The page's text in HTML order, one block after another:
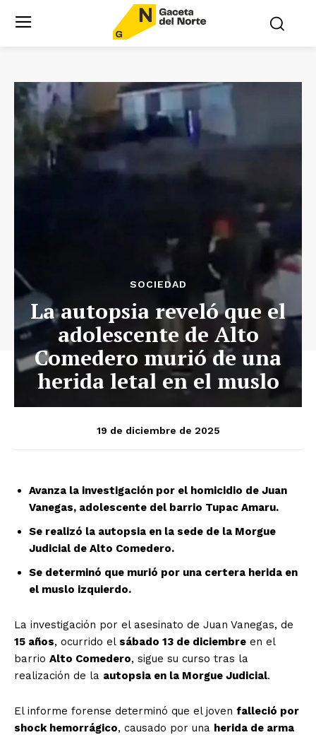
SOCIEDAD
La autopsia reveló que el
adolescente de Alto
Comedero murió de una
herida letal en el muslo
19 de diciembre de 2025
Avanza la investigación por el homicidio de Juan
Vanegas, adolescente del barrio Tupac Amaru.
Se realizó la autopsia en la sede de la Morgue
Judicial de Alto Comedero.
Se determinó que murió por una certera herida en
el muslo izquierdo.
La investigación por el asesinato de Juan Vanegas, de
15 años, ocurrido el sábado 13 de diciembre en el
barrio Alto Comedero, sigue su curso tras la
realización de la autopsia en la Morgue Judicial.
El informe forense determinó que el joven falleció por
shock hemorrágico, causado por una herida de arma